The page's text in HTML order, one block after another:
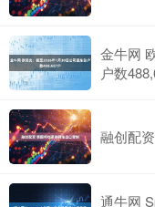
金牛网
户数
融创配
通牛网